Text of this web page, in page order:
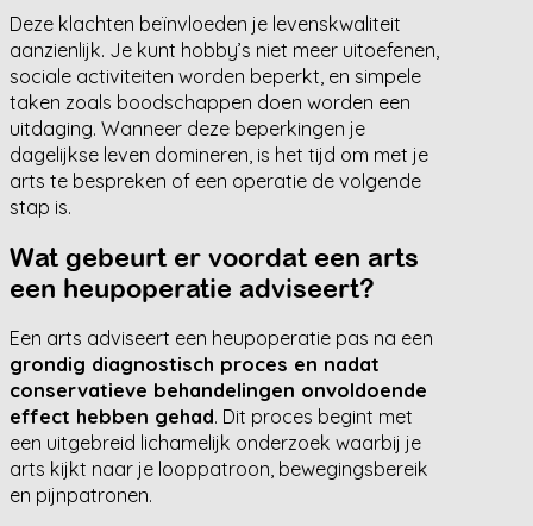
Deze klachten beïnvloeden je levenskwaliteit
aanzienlijk. Je kunt hobby’s niet meer uitoefenen,
sociale activiteiten worden beperkt, en simpele
taken zoals boodschappen doen worden een
uitdaging. Wanneer deze beperkingen je
dagelijkse leven domineren, is het tijd om met je
arts te bespreken of een operatie de volgende
stap is.
Wat gebeurt er voordat een arts
een heupoperatie adviseert?
Een arts adviseert een heupoperatie pas na een
grondig diagnostisch proces en nadat
conservatieve behandelingen onvoldoende
effect hebben gehad. Dit proces begint met
een uitgebreid lichamelijk onderzoek waarbij je
arts kijkt naar je looppatroon, bewegingsbereik
en pijnpatronen.